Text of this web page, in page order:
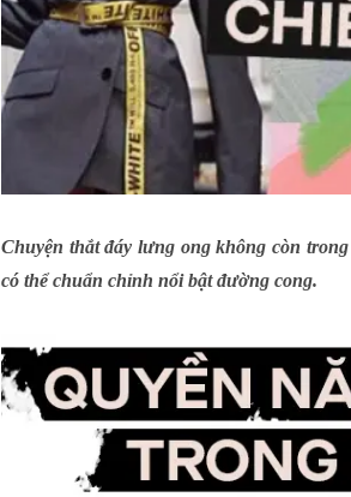
Chuyện thắt đáy lưng ong không còn
có thể chuẩn chỉnh nổi bật đường cong.